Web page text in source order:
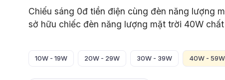
Chiếu sáng 0đ tiền điện cùng đèn năng lượng
sở hữu chiếc đèn năng lượng mặt trời 40W
10W - 19W 20W - 29W 30W - 39W 40W - 59W